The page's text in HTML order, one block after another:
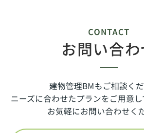
CONTACT
お問い合わ
建物管理BMもご相談くだ
ニーズに合わせたプランをご用意し
お気軽にお問い合わせく